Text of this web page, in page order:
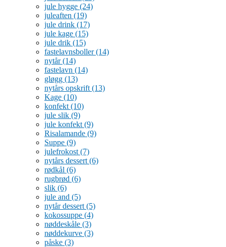
jule hygge (24)
juleaften (19)
jule drink (17)
jule kage (15)
jule drik (15)
fastelavnsboller(14)
nytår(14)
fastelavn (14)
gløgg (13)
nytårs opskrift (13)
Kage (10)
konfekt (10)
jule slik (9)
jule konfekt (9)
Risalamande (9)
Suppe (9)
julefrokost (7)
nytårs dessert (6)
rødkål (6)
rugbrød (6)
slik (6)
jule and (5)
nytår dessert (5)
kokossuppe (4)
nøddeskåle (3)
nøddekurve (3)
påske (3)